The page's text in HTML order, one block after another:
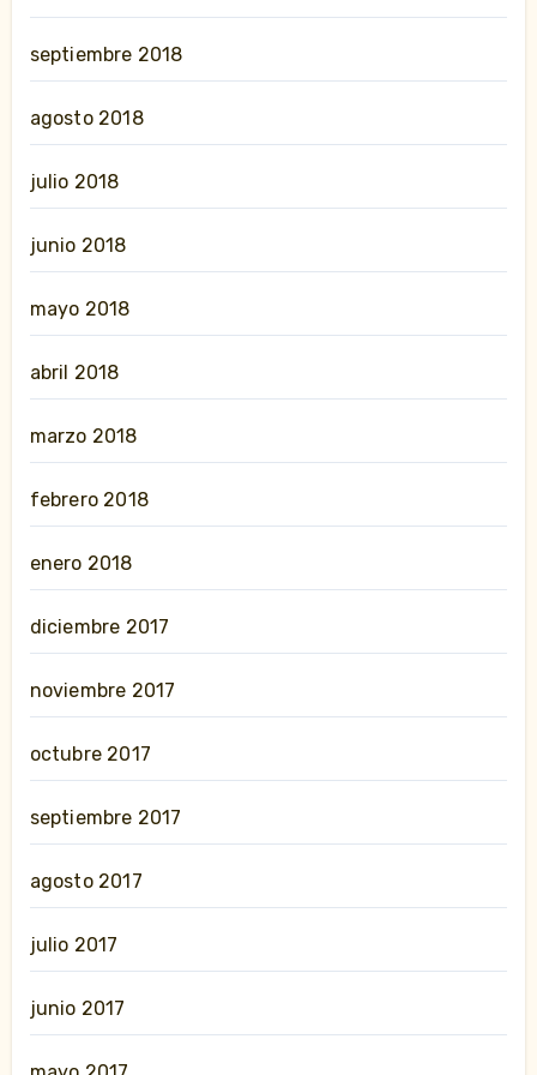
septiembre 2018
agosto 2018
julio 2018
junio 2018
mayo 2018
abril 2018
marzo 2018
febrero 2018
enero 2018
diciembre 2017
noviembre 2017
octubre 2017
septiembre 2017
agosto 2017
julio 2017
junio 2017